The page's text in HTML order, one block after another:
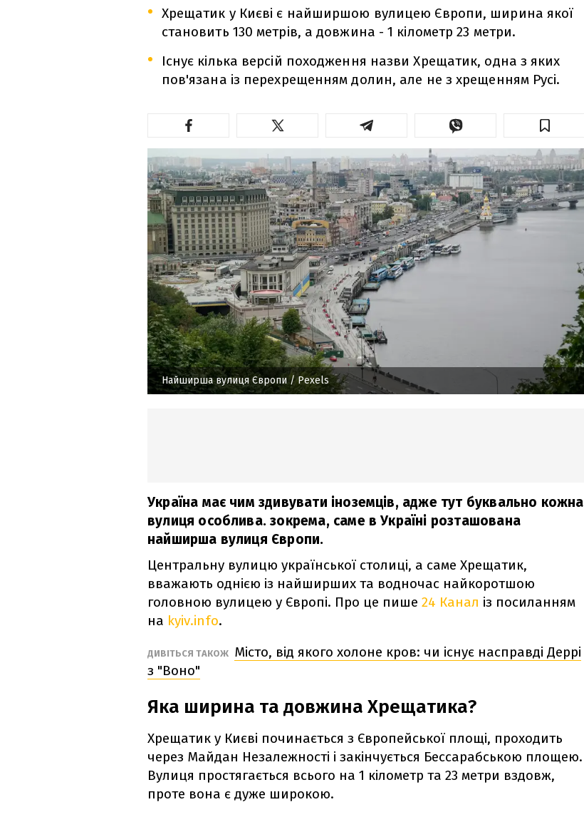
Хрещатик у Києві є найширшою вулицею Європи, ширина якої
становить 130 метрів, а довжина - 1 кілометр 23 метри.
Існує кілька версій походження назви Хрещатик, одна з яких
пов'язана із перехрещенням долин, але не з хрещенням Русі.
Найширша вулиця Європи/ Pexels
Україна має чим здивувати іноземців, адже тут буквально кожна
вулиця особлива. зокрема, саме в Україні розташована
найширша вулиця Європи.
Центральну вулицю української столиці, а саме Хрещатик,
вважають однією із найширших та водночас найкоротшою
головною вулицею у Європі. Про це пише 24 Канал із посиланням
на kyiv.info.
ДИВІТЬСЯ ТАКОЖ Місто, від якого холоне кров: чи існує насправді Деррі
з "Воно"
Яка ширина та довжина Хрещатика?
Хрещатик у Києві починається з Європейської площі, проходить
через Майдан Незалежності і закінчується Бессарабською площею.
Вулиця простягається всього на 1 кілометр та 23 метри вздовж,
проте вона є дуже широкою.